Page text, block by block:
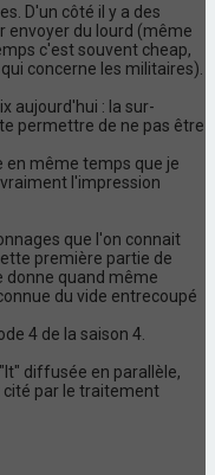
D'un côté il y a des
envoyer du lourd (même
c'est souvent cheap,
concerne les militaires).
aujourd'hui : la sur-
permettre de ne pas être
en même temps que je
l'impression
que l'on connait
première partie de
donne quand même
du vide entrecoupé
4 de la saison 4.
diffusée en parallèle,
par le traitement